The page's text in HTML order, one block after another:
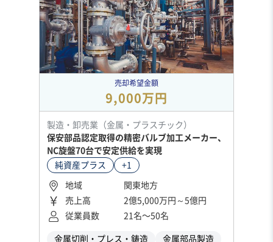
売却希望金額
9,000万円
製造・卸売業（金属・プラスチック）
保安部品認定取得の精密バルブ加工メーカー、
NC旋盤70台で安定供給を実現
純資産プラス
+1
地域
関東地方
売上高
2億5,000万円～5億円
従業員数
21名〜50名
金属切削・プレス・鋳造 金属部品製造